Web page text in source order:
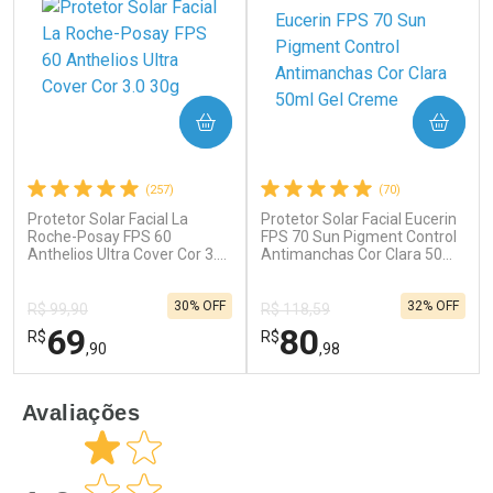
Ativar Desconto
Comprar sem Desconto
Por R$ 52,64/cada
Comprar sem Desconto
Ativar Desconto
Comprar sem Desconto
Por R$ 39,99/cada
Comprar sem Desconto
(257)
Protetor Solar Facial La
Roche-Posay FPS 60
Anthelios Ultra Cover Cor 3.0
R$ 99,90
R$69,90
30% OFF
COMPRAR
Dermaclub
Por Menos
(70)
Protetor Solar Facial Eucerin
FPS 70 Sun Pigment Control
Antimanchas Cor Clara 50ml
R$ 118,59
R$80,98
32% OFF
COMPRAR
Avaliações